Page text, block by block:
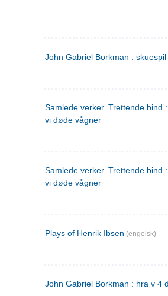
John Gabriel Borkman :
Samlede verker. Trettende bind
vi døde vågner
Samlede verker. Trettende bind
vi døde vågner
Plays of Henrik Ibsen (engelsk)
John Gabriel Borkman : hra v 4